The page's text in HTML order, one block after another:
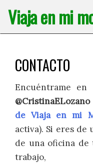
contenido
Viaja en mi
CONTACTO
Encuéntrame en
@CristinaELozano
de Viaja en mi
activa). Si eres de
de una oficina de
trabajo,